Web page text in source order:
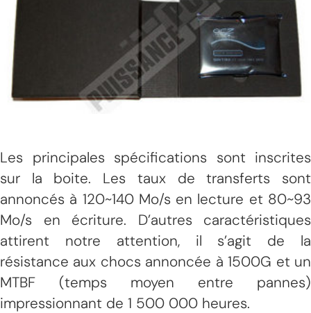
Les principales spécifications sont inscrites
sur la boite. Les taux de transferts sont
annoncés à 120~140 Mo/s en lecture et 80~93
Mo/s en écriture. D’autres caractéristiques
attirent notre attention, il s’agit de la
résistance aux chocs annoncée à 1500G et un
MTBF (temps moyen entre pannes)
impressionnant de 1 500 000 heures.